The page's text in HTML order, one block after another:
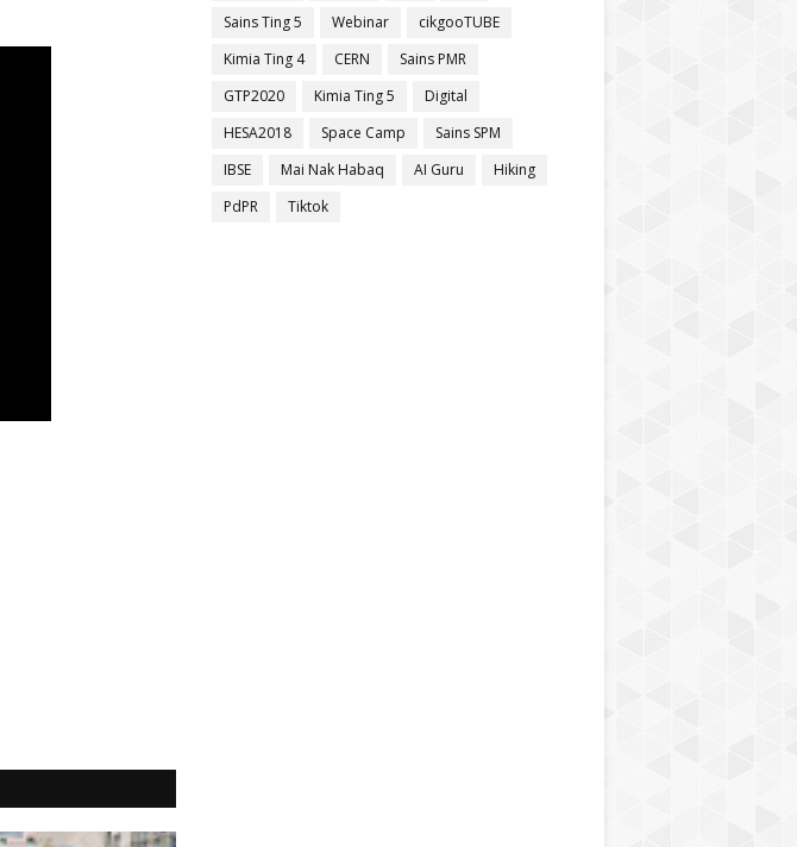
Sains Ting 5
Webinar
cikgooTUBE
Kimia Ting 4
CERN
Sains PMR
GTP2020
Kimia Ting 5
Digital
HESA2018
Space Camp
Sains SPM
IBSE
Mai Nak Habaq AI Guru
Hiking
PdPR
Tiktok